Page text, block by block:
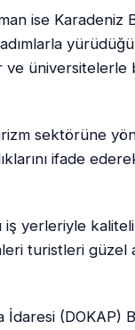
ise Karadeniz
sektörüne
ifade
iş yerleriyle
turistleri güzel
(DOKAP)